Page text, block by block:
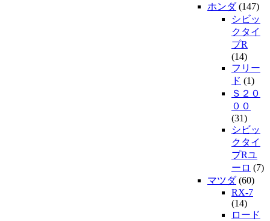
ホンダ(147)
シビッ
クタイ
プR
(14)
フリー
ド (1)
Ｓ２０
００
(31)
シビッ
クタイ
プRユ
ーロ (7)
マツダ(60)
RX-7
(14)
ロード